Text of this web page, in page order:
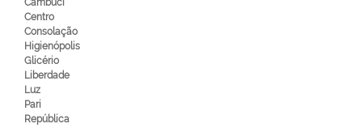
Cambuci
Centro
Consolação
Higienópolis
Glicério
Liberdade
Luz
Pari
República